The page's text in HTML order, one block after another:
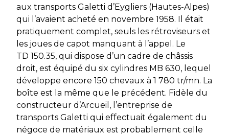
aux transports Galetti d’Eygliers (Hautes-Alpes)
qui l’avaient acheté en novembre 1958. Il était
pratiquement complet, seuls les rétroviseurs et
les joues de capot manquant à l’appel. Le
TD 150.35, qui dispose d’un cadre de châssis
droit, est équipé du six cylindres MB 630, lequel
développe encore 150 chevaux à 1 780 tr/mn. La
boîte est la même que le précédent. Fidèle du
constructeur d’Arcueil, l’entreprise de
transports Galetti qui effectuait également du
négoce de matériaux est probablement celle